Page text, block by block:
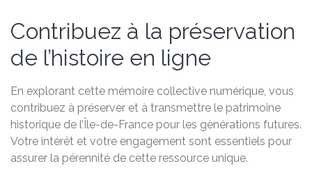
Contribuez à la préservation
de l’histoire en ligne
En explorant cette mémoire collective numérique, vous
contribuez à préserver et à transmettre le patrimoine
historique de l’Île-de-France pour les générations futures.
Votre intérêt et votre engagement sont essentiels pour
assurer la pérennité de cette ressource unique.